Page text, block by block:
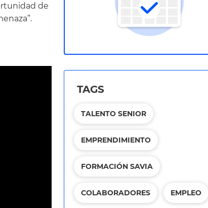
de
TAGS
TALENTO SENIOR
EMPRENDIMIENTO
FORMACIÓN SAVIA
COLABORADORES EMPLEO